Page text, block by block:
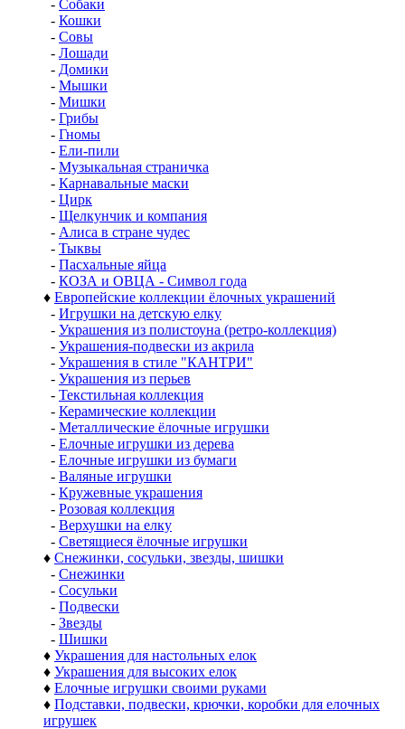
- Собаки
- Кошки
- Совы
- Лошади
- Домики
- Мышки
- Мишки
- Грибы
- Гномы
- Ели-пили
- Музыкальная страничка
- Карнавальные маски
- Цирк
- Щелкунчик и компания
- Алиса в стране чудес
- Тыквы
- Пасхальные яйца
- КОЗА и ОВЦА - Символ года
♦ Европейские коллекции ёлочных украшений
- Игрушки на детскую елку
- Украшения из полистоуна (ретро-коллекция)
- Украшения-подвески из акрила
- Украшения в стиле "КАНТРИ"
- Украшения из перьев
- Текстильная коллекция
- Керамические коллекции
- Металлические ёлочные игрушки
- Елочные игрушки из дерева
- Елочные игрушки из бумаги
- Валяные игрушки
- Кружевные украшения
- Розовая коллекция
- Верхушки на елку
- Светящиеся ёлочные игрушки
♦ Снежинки, сосульки, звезды, шишки
- Снежинки
- Сосульки
- Подвески
- Звезды
- Шишки
♦ Украшения для настольных елок
♦ Украшения для высоких елок
♦ Елочные игрушки своими руками
♦ Подставки, подвески, крючки, коробки для елочных
игрушек